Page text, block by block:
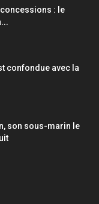
: le
confondue avec la
son sous-marin le